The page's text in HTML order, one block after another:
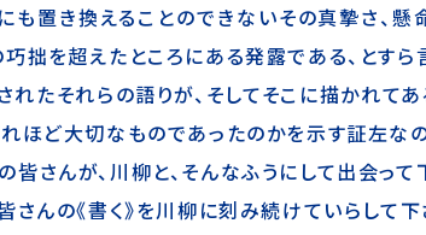
も置き換えることのできないその真摯さ、
拙を超えたところにある発露である、とす
れたそれらの語りが、そしてそこに描かれて
れほど大切なものであったのかを示す証左な
さんが、川柳と、そんなふうにして出会って
さんの《書く》を川柳に刻み続けていらして下